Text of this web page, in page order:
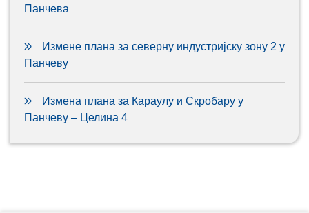
Панчева
Измене плана за северну индустријску зону 2 у
Панчеву
Измена плана за Караулу и Скробару у
Панчеву – Целина 4